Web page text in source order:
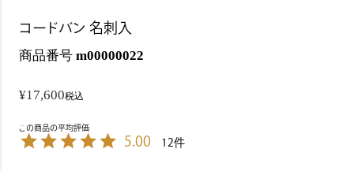
コードバン 名刺入
商品番号 m00000022
¥17,600税込
5.00 12